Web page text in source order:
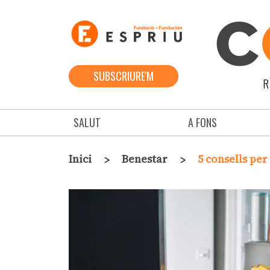
SUBSCRIURE'M
Navegació principal
SALUT A FONS
Fil d'ariadna
Inici Benestar 5 consells